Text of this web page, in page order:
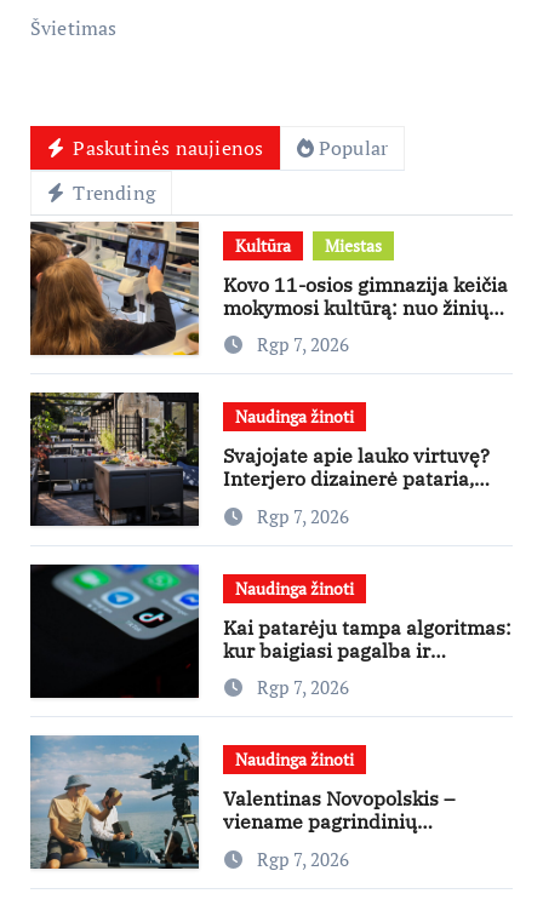
Švietimas
Paskutinės naujienos
Popular
Trending
Kultūra Miestas
Kovo 11-osios gimnazija keičia
mokymosi kultūrą: nuo žinių
kaupimo – prie jų supratimo ir
taikymo
Rgp 7, 2026
Naudinga žinoti
Svajojate apie lauko virtuvę?
Interjero dizainerė pataria,
nuo ko pradėti
Rgp 7, 2026
Naudinga žinoti
Kai patarėju tampa algoritmas:
kur baigiasi pagalba ir
prasideda reklama?
Rgp 7, 2026
Naudinga žinoti
Valentinas Novopolskis –
viename pagrindinių
vaidmenų penkių šalių filme
„Nugalėtoja“: Lietuvos kino
teatruose – nuo rugpjūčio 7-
Rgp 7, 2026